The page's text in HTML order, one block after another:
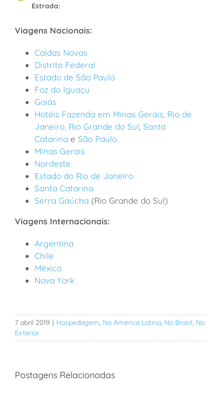
Estrada:
Viagens Nacionais:
Caldas Novas
Distrito Federal
Estado de São Paulo
Foz do Iguaçu
Goiás
Hotéis Fazenda em Minas Gerais, Rio de
Janeiro, Rio Grande do Sul, Santa
Catarina e São Paulo.
Minas Gerais
Nordeste
Estado do Rio de Janeiro
Santa Catarina
Serra Gaúcha (Rio Grande do Sul)
Viagens Internacionais:
Argentina
Chile
México
Nova York
7 abril 2019 Hospedagem, Na América Latina, No Brasil, No
Exterior
Postagens Relacionadas